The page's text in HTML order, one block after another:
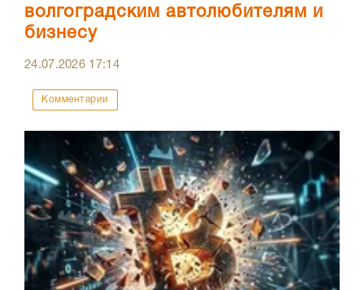
волгоградским автолюбителям и
бизнесу
24.07.2026 17:14
Комментарии